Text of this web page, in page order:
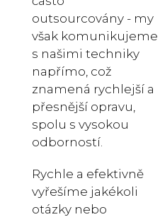
outsourcovány - my
však komunikujeme
s našimi techniky
napřímo, což
znamená rychlejší a
přesnější opravu,
spolu s vysokou
odborností.
Rychle a efektivně
vyřešíme jakékoli
otázky nebo